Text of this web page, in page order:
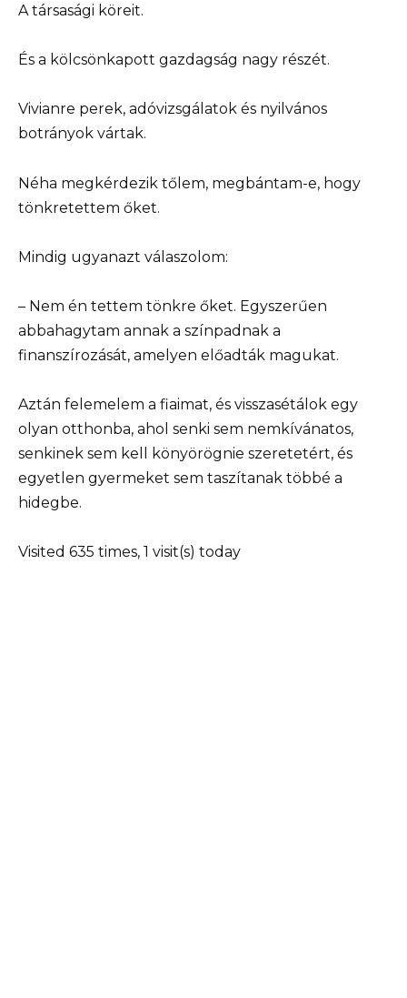
A társasági köreit.
És a kölcsönkapott gazdagság nagy részét.
Vivianre perek, adóvizsgálatok és nyilvános
botrányok vártak.
Néha megkérdezik tőlem, megbántam-e, hogy
tönkretettem őket.
Mindig ugyanazt válaszolom:
– Nem én tettem tönkre őket. Egyszerűen
abbahagytam annak a színpadnak a
finanszírozását, amelyen előadták magukat.
Aztán felemelem a fiaimat, és visszasétálok egy
olyan otthonba, ahol senki sem nemkívánatos,
senkinek sem kell könyörögnie szeretetért, és
egyetlen gyermeket sem taszítanak többé a
hidegbe.
Visited 635 times, 1 visit(s) today